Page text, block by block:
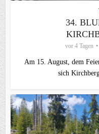
34.
vor 4 Tagen
Am 15. August, dem
sich